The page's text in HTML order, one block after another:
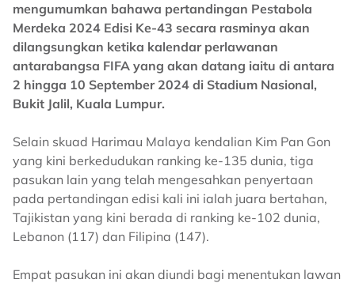
mengumumkan bahawa pertandingan Pestabola
Merdeka 2024 Edisi Ke-43 secara rasminya akan
dilangsungkan ketika kalendar perlawanan
antarabangsa FIFA yang akan datang iaitu di antara
2 hingga 10 September 2024 di Stadium Nasional,
Bukit Jalil, Kuala Lumpur.
Selain skuad Harimau Malaya kendalian Kim Pan Gon
yang kini berkedudukan ranking ke-135 dunia, tiga
pasukan lain yang telah mengesahkan penyertaan
pada pertandingan edisi kali ini ialah juara bertahan,
Tajikistan yang kini berada di ranking ke-102 dunia,
Lebanon (117) dan Filipina (147).
Empat pasukan ini akan diundi bagi menentukan lawan